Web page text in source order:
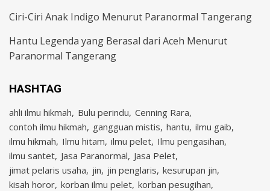
Ciri-Ciri Anak Indigo Menurut Paranormal Tangerang
Hantu Legenda yang Berasal dari Aceh Menurut
Paranormal Tangerang
HASHTAG
ahli ilmu hikmah Bulu perindu Cenning Rara
contoh ilmu hikmah gangguan mistis hantu ilmu gaib
ilmu hikmah Ilmu hitam ilmu pelet Ilmu pengasihan
ilmu santet Jasa Paranormal Jasa Pelet
jimat pelaris usaha jin jin penglaris kesurupan jin
kisah horor korban ilmu pelet korban pesugihan